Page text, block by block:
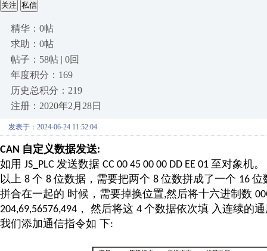
关注 私信
精华：0帖
求助：0帖
帖子：58帖 | 0回
年度积分：169
历史总积分：219
注册：2020年2月28日
发表于：2024-06-24 11:52:04
CAN 自定义数据发送:
如用 JS_PLC 发送数据 CC 00 45 00 00 DD EE 01 至对象机。
以上 8 个 8 位数据，需要把两个 8 位数拼成了一个 16 位
拼合在一起的 时候，需要掉换位置,然后将十六进制数
204,69,56576,494 ， 然后将这 4 个数据依次填 入连续的
我们添加通信指令如 下: